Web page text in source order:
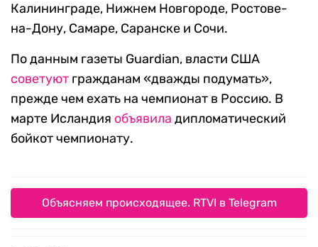
Калининграде, Нижнем Новгороде, Ростове-
на-Дону, Самаре, Саранске и Сочи.
По данным газеты Guardian, власти США
советуют гражданам «дважды подумать»,
прежде чем ехать на чемпионат в Россию. В
марте Исландия объявила дипломатический
бойкот чемпионату.
Объясняем происходящее. RTVI в Telegram